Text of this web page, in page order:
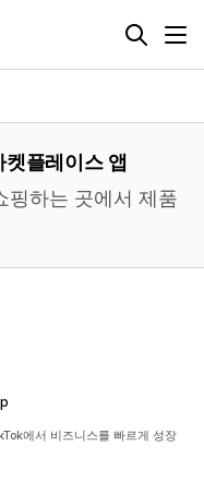
플레이스 앱
핑하는 곳에서 제품
에서 비즈니스를 빠르게 성장